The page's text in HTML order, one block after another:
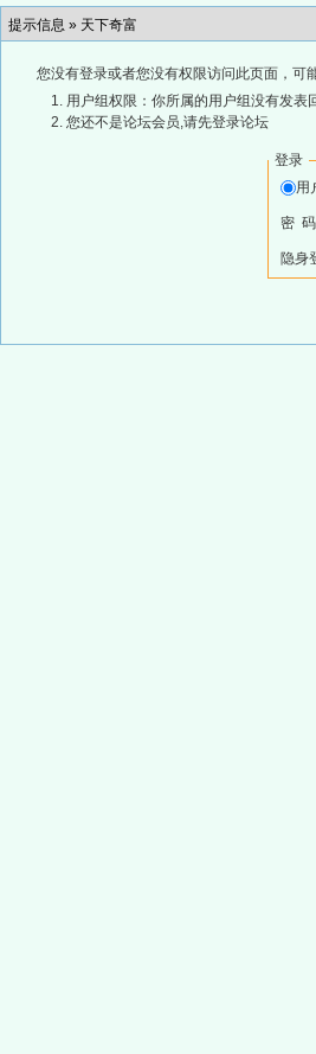
提示信息 » 天下奇富
您没有登录或者您没有权限访问此页面，可
用户组权限：你所属的用户组没有发表
您还不是论坛会员,请先登录论坛
登录
用
密 码
隐身